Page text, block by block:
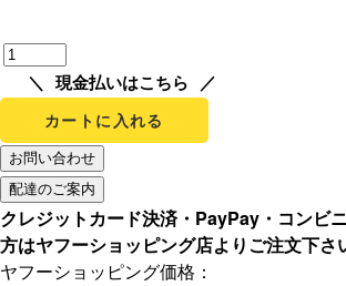
現金払いはこちら
カートに入れる
クレジットカード決済・PayPay・コンビ
方はヤフーショッピング店よりご注文下さ
ヤフーショッピング価格：